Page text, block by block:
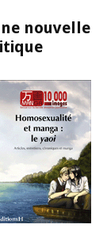
nouvelle